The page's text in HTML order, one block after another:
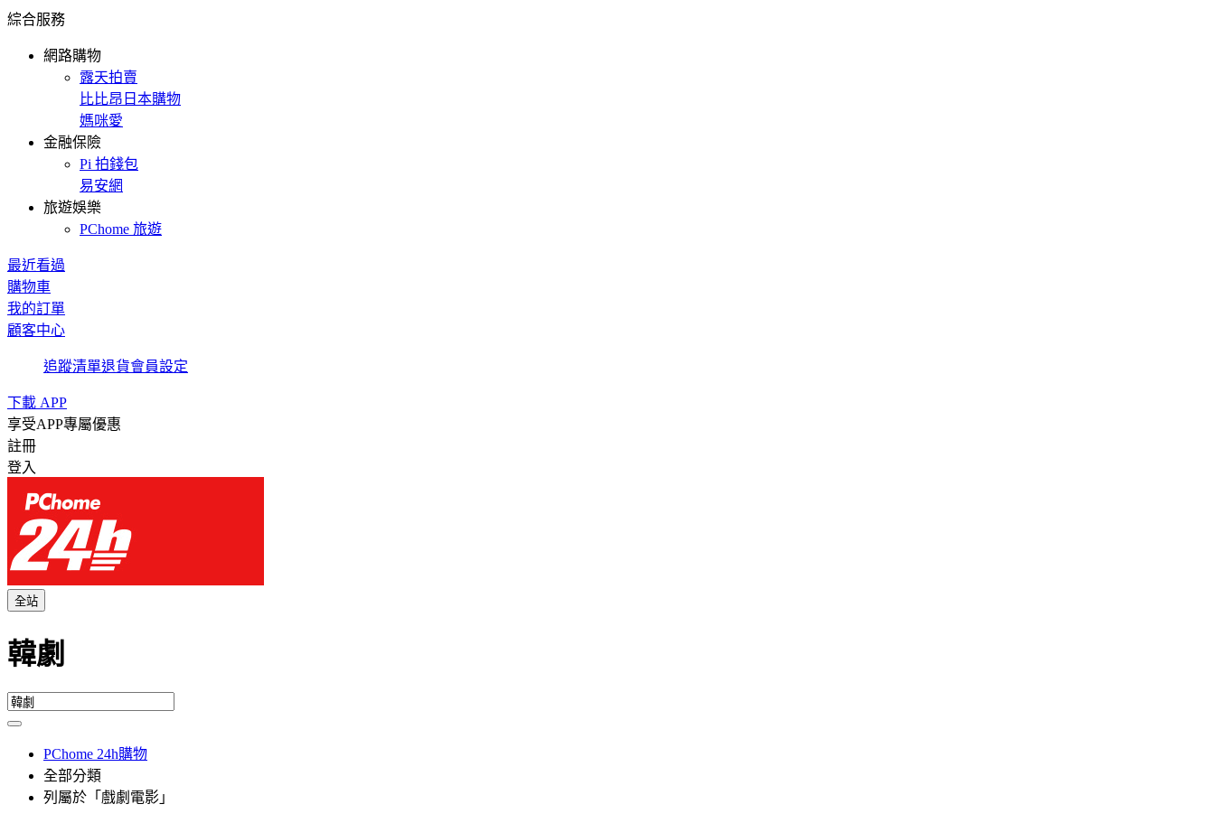
綜合服務
網路購物
露天拍賣
比比昂日本購物
媽咪愛
金融保險
Pi 拍錢包
易安網
旅遊娛樂
PChome 旅遊
最近看過
購物車
我的訂單
顧客中心
追蹤清單退貨會員設定
下載 APP
享受APP專屬優惠
註冊
登入
全站
韓劇
PChome 24h購物
全部分類
列屬於「戲劇電影」